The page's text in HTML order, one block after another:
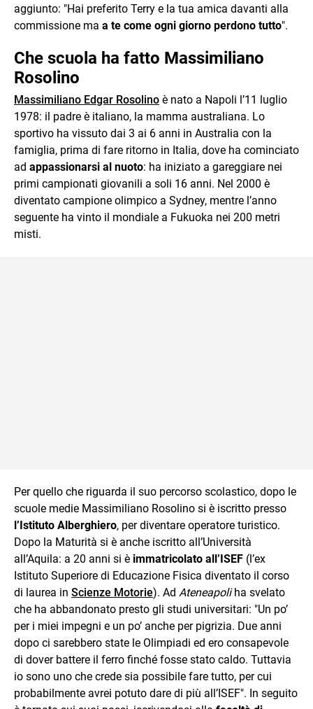
aggiunto: "Hai preferito Terry e la tua amica davanti alla
commissione ma a te come ogni giorno perdono tutto".
Che scuola ha fatto Massimiliano
Rosolino
Massimiliano Edgar Rosolino è nato a Napoli l’11 luglio
1978: il padre è italiano, la mamma australiana. Lo
sportivo ha vissuto dai 3 ai 6 anni in Australia con la
famiglia, prima di fare ritorno in Italia, dove ha cominciato
ad appassionarsi al nuoto: ha iniziato a gareggiare nei
primi campionati giovanili a soli 16 anni. Nel 2000 è
diventato campione olimpico a Sydney, mentre l’anno
seguente ha vinto il mondiale a Fukuoka nei 200 metri
misti.
Per quello che riguarda il suo percorso scolastico, dopo le
scuole medie Massimiliano Rosolino si è iscritto presso
l’Istituto Alberghiero, per diventare operatore turistico.
Dopo la Maturità si è anche iscritto all’Università
all’Aquila: a 20 anni si è immatricolato all’ISEF (l’ex
Istituto Superiore di Educazione Fisica diventato il corso
di laurea in Scienze Motorie). Ad Ateneapoliha svelato
che ha abbandonato presto gli studi universitari: "Un po’
per i miei impegni e un po’ anche per pigrizia. Due anni
dopo ci sarebbero state le Olimpiadi ed ero consapevole
di dover battere il ferro finché fosse stato caldo. Tuttavia
io sono uno che crede sia possibile fare tutto, per cui
probabilmente avrei potuto dare di più all’ISEF". In seguito